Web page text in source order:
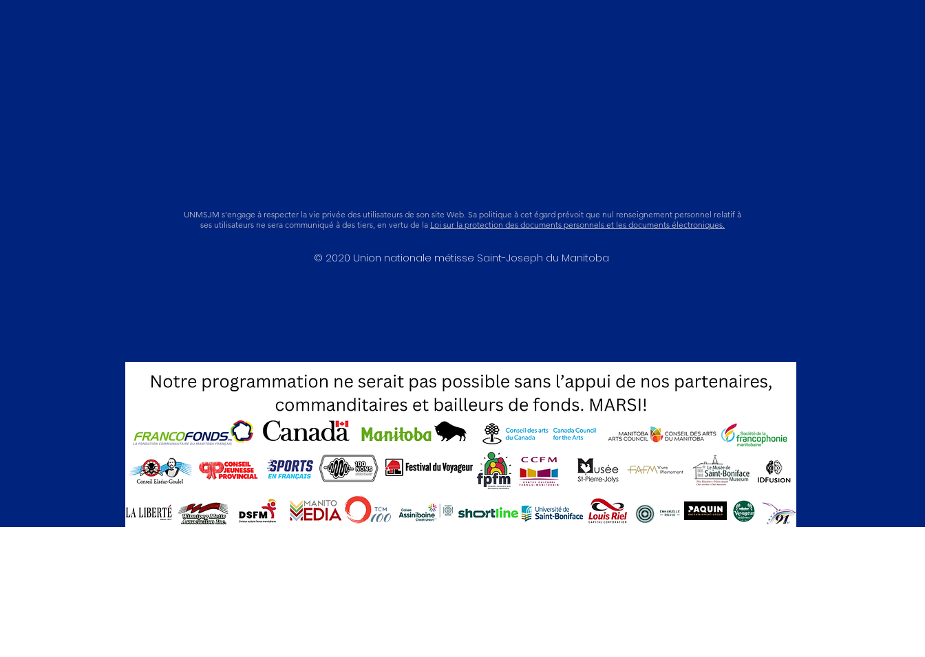
UNMSJM s’engage à respecter la vie privée des utilisateurs de son site Web. Sa politique à cet égard prévoit que nul renseignement personnel relatif à
ses utilisateurs ne sera communiqué à des tiers, en vertu de la Loi sur la protection des documents personnels et les documents électroniques.
© 2020 Union nationale métisse Saint-Joseph du Manitoba